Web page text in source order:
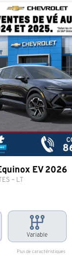
EV 2026
– LT
Variable
Plus de caractéristiques